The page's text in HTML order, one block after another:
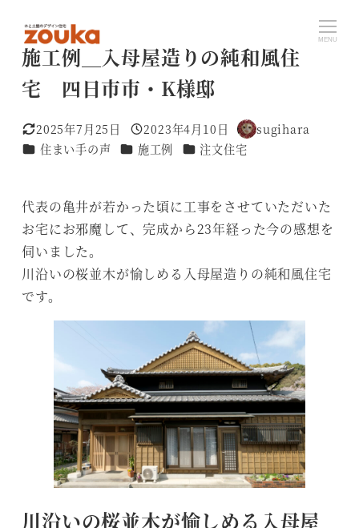
MENU
施工例＿入母屋造りの純和風住
宅 四日市市・K様邸
更新日
2025年7月25日
投稿日
2023年4月10日
著
者
sugihara
カテゴリー
住まい手の声 カテゴリー
施工例 カテゴリー
注文住宅
代表の亀井が若かった頃に工事をさせていただいた
お宅にお邪魔して、完成から23年経った今の感想を
伺いました。
川沿いの桜並木が愉しめる入母屋造りの純和風住宅
です。
川沿いの桜並木が愉しめる入母屋